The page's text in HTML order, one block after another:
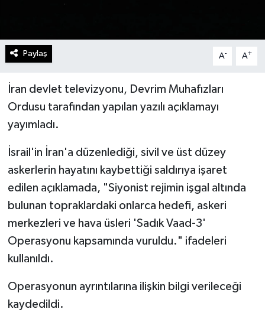
Paylaş A- A+
İran devlet televizyonu, Devrim Muhafızları
Ordusu tarafından yapılan yazılı açıklamayı
yayımladı.
İsrail'in İran'a düzenlediği, sivil ve üst düzey
askerlerin hayatını kaybettiği saldırıya işaret
edilen açıklamada, "Siyonist rejimin işgal altında
bulunan topraklardaki onlarca hedefi, askeri
merkezleri ve hava üsleri 'Sadık Vaad-3'
Operasyonu kapsamında vuruldu." ifadeleri
kullanıldı.
Operasyonun ayrıntılarına ilişkin bilgi verileceği
kaydedildi.